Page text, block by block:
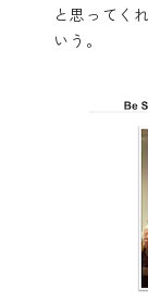
と思ってく
いう。